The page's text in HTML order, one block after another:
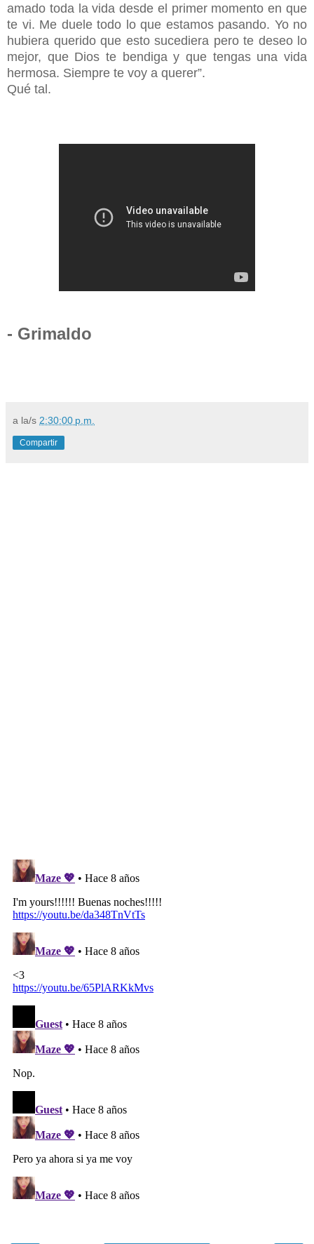
amado toda la vida desde el primer momento en que
te vi. Me duele todo lo que estamos pasando. Yo no
hubiera querido que esto sucediera pero te deseo lo
mejor, que Dios te bendiga y que tengas una vida
hermosa. Siempre te voy a querer”.
Qué tal.
- Grimaldo
a la/s 2:30:00 p.m.
Compartir